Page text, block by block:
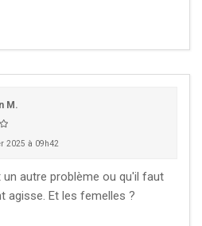
M.
2025 à 09h42
autre problème ou qu'il faut
agisse. Et les femelles ?